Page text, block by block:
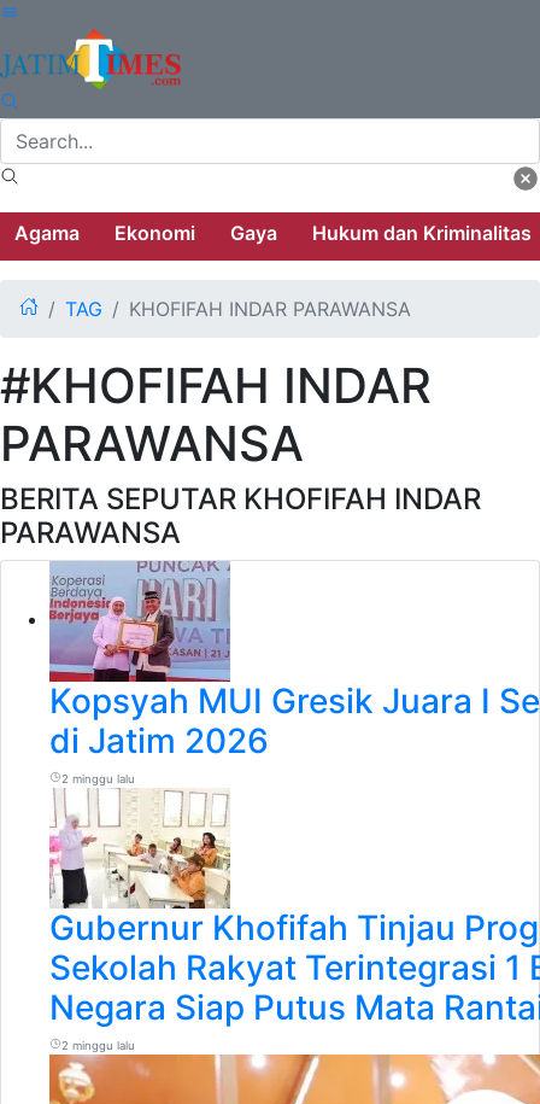
Agama Ekonomi Gaya Hukum dan Kriminalitas
TAG KHOFIFAH INDAR PARAWANSA
#KHOFIFAH INDAR
PARAWANSA
BERITA SEPUTAR KHOFIFAH INDAR
PARAWANSA
Kopsyah MUI Gresik Juara I
di Jatim 2026
2 minggu lalu
Gubernur Khofifah Tinjau
Sekolah Rakyat Terintegrasi 1
Negara Siap Putus Mata
2 minggu lalu